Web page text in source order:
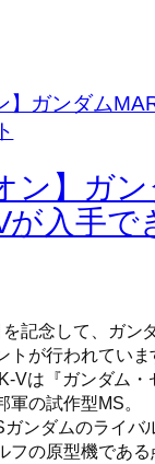
ン】ガ
が入手で
記念して、ガン
トが行われていま
Vは『ガンダム
軍の試作型MS。
ンダムのライバ
フの原型機であ